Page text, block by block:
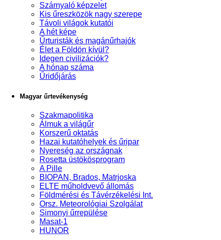
Szárnyaló képzelet
Kis űreszközök nagy szerepe
Távoli világok kutatói
A hét képe
Űrturisták és magánűrhajók
Élet a Földön kívül?
Idegen civilizációk?
A hónap száma
Űridőjárás
Magyar űrtevékenység
Szakmapolitika
Álmuk a világűr
Korszerű oktatás
Hazai kutatóhelyek és űripar
Nyereség az országnak
Rosetta üstökösprogram
A Pille
BIOPAN, Brados, Matrjoska
ELTE műholdvevő állomás
Földmérési és Távérzékelési Int.
Orsz. Meteorológiai Szolgálat
Simonyi űrrepülése
Masat-1
HUNOR